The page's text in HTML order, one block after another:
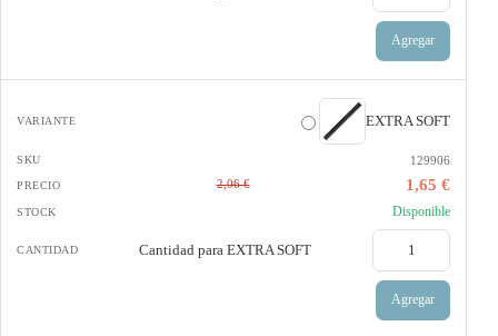
Agregar
EXTRA SOFT
129906
2,06 €
1,65 €
Disponible
Cantidad para EXTRA SOFT
Agregar